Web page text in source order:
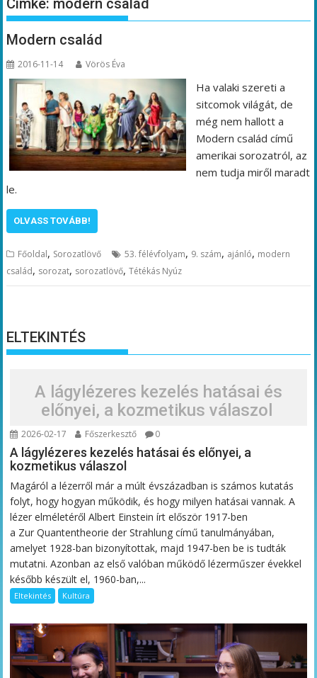
Címke: modern család
Modern család
2016-11-14 Vörös Éva
Ha valaki szereti a
sitcomok világát, de
még nem hallott a
Modern család című
amerikai sorozatról, az
nem tudja miről maradt
le.
OLVASS TOVÁBB!
Főoldal, Sorozatlövő 53. félévfolyam, 9. szám, ajánló, modern
család, sorozat, sorozatlövő,Tétékás Nyúz
ELTEKINTÉS
A lágylézeres kezelés hatásai és
előnyei, a kozmetikus válaszol
2026-02-17 Főszerkesztő 0
A lágylézeres kezelés hatásai és előnyei, a
kozmetikus válaszol
Magáról a lézerről már a múlt évszázadban is számos kutatás
folyt, hogy hogyan működik, és hogy milyen hatásai vannak. A
lézer elméletéről Albert Einstein írt először 1917-ben
a Zur Quantentheorie der Strahlung című tanulmányában,
amelyet 1928-ban bizonyítottak, majd 1947-ben be is tudták
mutatni. Azonban az első valóban működő lézerműszer évekkel
később készült el, 1960-ban,...
Eltekintés Kultúra